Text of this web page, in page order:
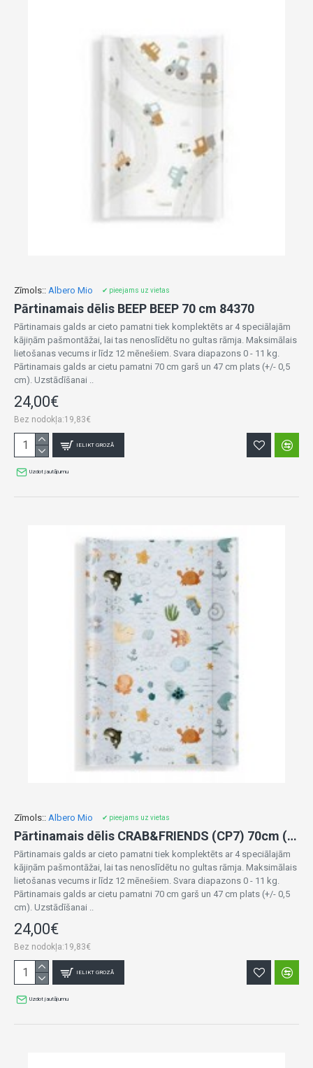
Zīmols:: Albero Mio ✔ pieejams uz vietas
Pārtinamais dēlis BEEP BEEP 70 cm 84370
Pārtinamais galds ar cieto pamatni tiek komplektēts ar 4 speciālajām
kājiņām pašmontāžai, lai tas nenoslīdētu no gultas rāmja. Maksimālais
lietošanas vecums ir līdz 12 mēnešiem. Svara diapazons 0 - 11 kg.
Pārtinamais galds ar cietu pamatni 70 cm garš un 47 cm plats (+/- 0,5
cm). Uzstādīšanai ..
24,00€
Bez nodokļa:19,83€
IELIKT GROZĀ
Uzdot jautājumu
Zīmols:: Albero Mio ✔ pieejams uz vietas
Pārtinamais dēlis CRAB&FRIENDS (CP7) 70cm (87487)
Pārtinamais galds ar cieto pamatni tiek komplektēts ar 4 speciālajām
kājiņām pašmontāžai, lai tas nenoslīdētu no gultas rāmja. Maksimālais
lietošanas vecums ir līdz 12 mēnešiem. Svara diapazons 0 - 11 kg.
Pārtinamais galds ar cietu pamatni 70 cm garš un 47 cm plats (+/- 0,5
cm). Uzstādīšanai ..
24,00€
Bez nodokļa:19,83€
IELIKT GROZĀ
Uzdot jautājumu